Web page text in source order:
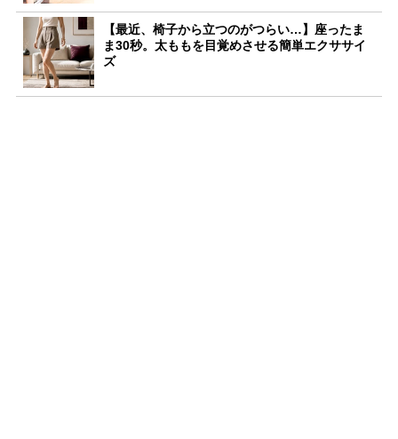
【最近、椅子から立つのがつらい…】座ったま
ま30秒。太ももを目覚めさせる簡単エクササイ
ズ